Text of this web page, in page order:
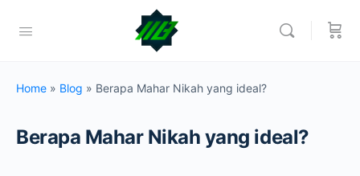
Home » Blog » Berapa Mahar Nikah yang ideal?
Berapa Mahar Nikah yang ideal?